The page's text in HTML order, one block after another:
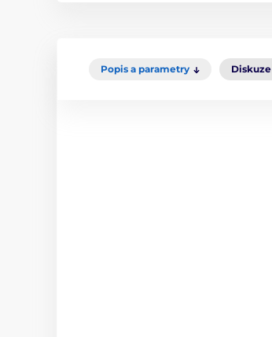
Popis a parametry Diskuze